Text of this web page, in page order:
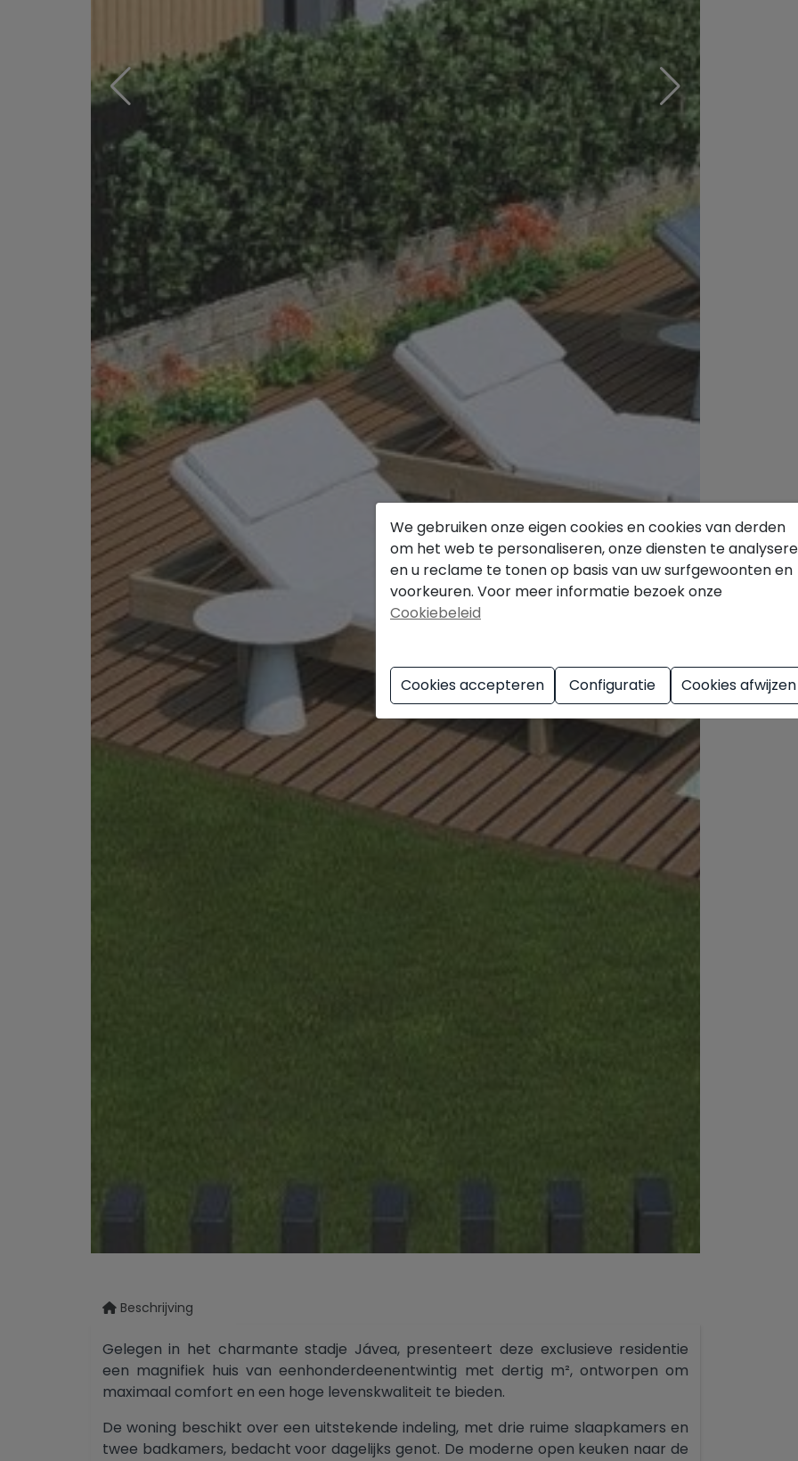
Beschrijving
Gelegen in het charmante stadje Jávea, presenteert deze exclusieve residentie
een magnifiek huis van eenhonderdeenentwintig met dertig m², ontworpen om
maximaal comfort en een hoge levenskwaliteit te bieden.
De woning beschikt over een uitstekende indeling, met drie ruime slaapkamers en
twee badkamers, bedacht voor dagelijks genot. De moderne open keuken naar de
We gebruiken onze eigen cookies en cookies van derden
om het web te personaliseren, onze diensten te
en u reclame te tonen op basis van uw surfgewoonten en
voorkeuren. Voor meer informatie bezoek onze
Cookiebeleid
Cookies accepteren Configuratie Cookies afwijzen